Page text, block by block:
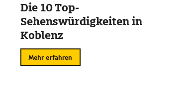
Die 10 Top-
Sehenswürdigkeiten in
Koblenz
Mehr erfahren